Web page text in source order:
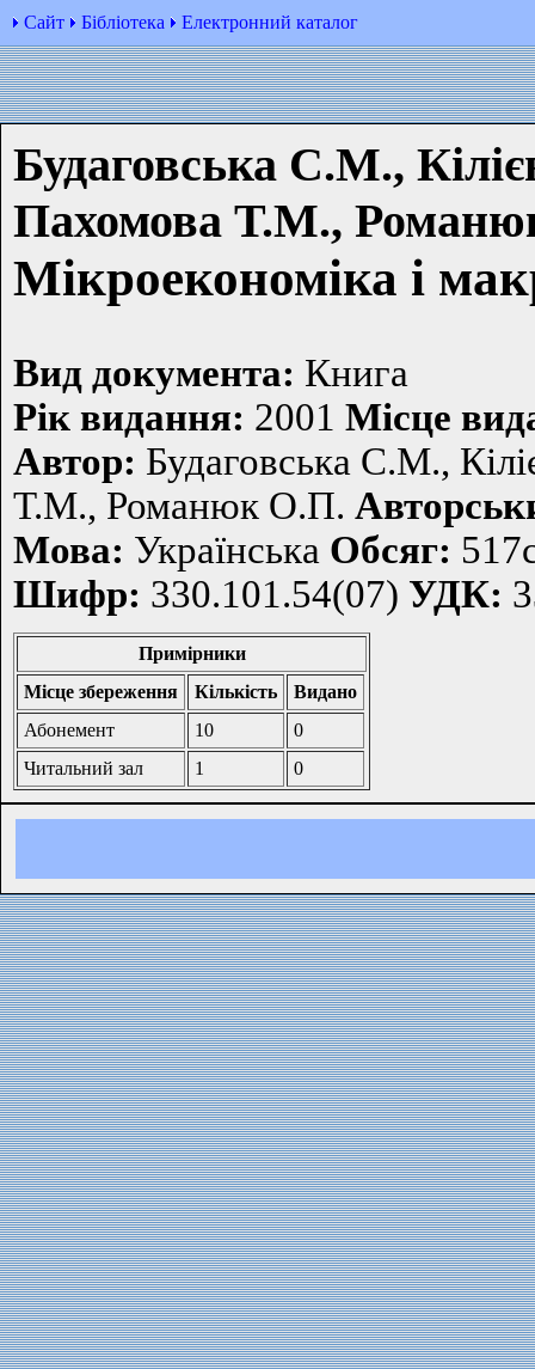
Сайт Бібліотека Електронний каталог
Будаговська С.М.,
Пахомова Т.М.,
Мікроекономіка і
Вид документа: Книга
Рiк видання: 2001 Мiсце
Автор: Будаговська С.М.,
Т.М., Романюк О.П.
Мова: Українська Обсяг:
Шифр: 330.101.54(07) УДК:
Примірники
Місце збереження
Кількість
Видано
Абонемент
10
0
Читальний зал
1 0